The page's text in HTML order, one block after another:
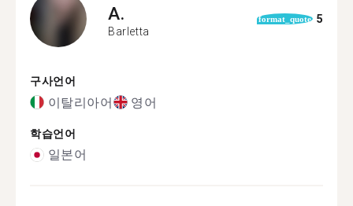
A.
Barletta
format_quote 5
구사언어
이탈리아어 영어
학습언어
일본어